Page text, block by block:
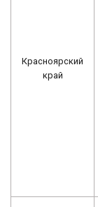
Красноярский
край